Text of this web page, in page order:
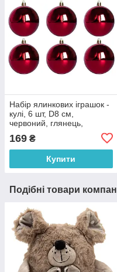
Набір ялинкових іграшок -
кулі, 6 шт, D8 см,
червоний, глянець,
169 ₴
Купити
Подібні товари